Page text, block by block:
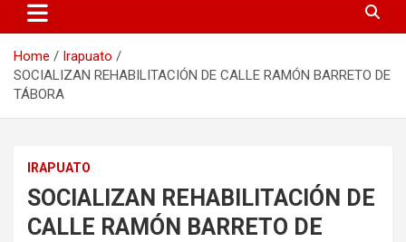
Home
Irapuato
SOCIALIZAN REHABILITACIÓN DE CALLE RAMÓN BARRETO DE
TÁBORA
IRAPUATO
SOCIALIZAN REHABILITACIÓN DE
CALLE RAMÓN BARRETO DE